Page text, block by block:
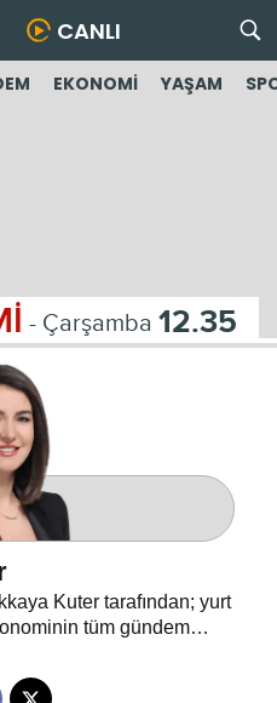
CANLI
EKONOMİ YAŞAM
- Çarşamba 12.35
Kuter tarafından; yurt
tüm gündem
stüdyo konuklarıyla
ediliyor.